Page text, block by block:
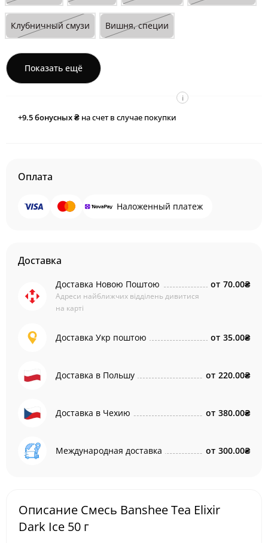
Клубничный смузи Вишня, специи
Показать ещё
+9.5бонусных ₴ на счет в случае покупки
i
Оплата
Наложенный платеж
Доставка
Доставка Новою Поштою
Адреси найближчих відділень дивитися
на карті
от 70.00₴
Доставка Укр поштою от 35.00₴
Доставка в Польшу от 220.00₴
Доставка в Чехию от 380.00₴
Международная доставка от 300.00₴
Описание Смесь Banshee Tea Elixir
Dark Ice 50 г